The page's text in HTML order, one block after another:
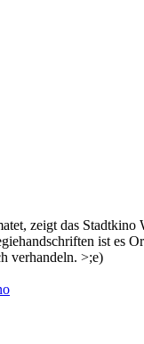
zeigt das
ist es
verhandeln. >;e)